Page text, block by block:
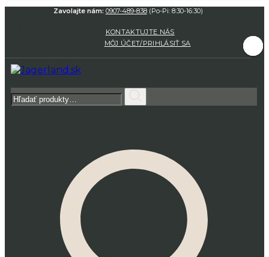
Zavolajte nám: 0907-489-838(Po-Pi: 8:30-16:30)
KONTAKTUJTE NÁS
MÔJ ÚČET/PRIHLÁSIŤ SA
Hľadať: